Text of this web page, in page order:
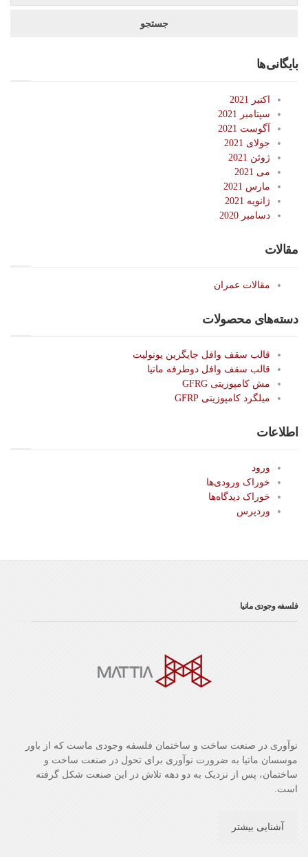
بایگانی‌ها
اکتبر 2021
سپتامبر 2021
آگوست 2021
جولای 2021
ژوئن 2021
می 2021
مارس 2021
ژانویه 2021
دسامبر 2020
مقالات
مقالات عمران
دسته‌های محصولات
قالب سقف وافل جایگزین یونولیت
قالب سقف وافل دوطرفه ماتیا
مش کامپوزیتی GFRG
میلگرد کامپوزیتی GFRP
اطلاعات
ورود
خوراک ورودی‌ها
خوراک دیدگاه‌ها
وردپرس
فلسفه وجودی ماتیا
نوآوری در صنعت ساخت و ساختمان فلسفه وجودی ماست که از باور
موسسان ماتیا به ضرورت نوآوری برای تحول در صنعت ساخت و
ساختمان، پس از نزدیک به دو دهه تلاش در این صنعت شکل گرفته
است.
آشنایی بیشتر